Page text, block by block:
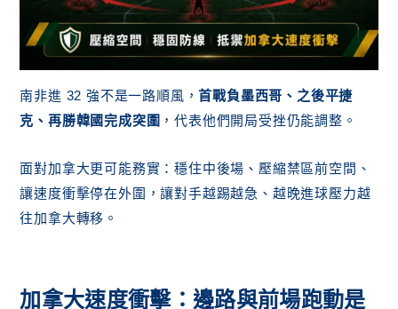
南非進 32 強不是一路順風，首戰負墨西哥、之後平捷
克、再勝韓國完成突圍 ，代表他們開局受挫仍能調整。
面對加拿大更可能務實：穩住中後場、壓縮禁區前空間、
讓速度衝擊停在外圍，讓對手越踢越急、越晚進球壓力越
往加拿大轉移。
加拿大速度衝擊：邊路與前場跑動是